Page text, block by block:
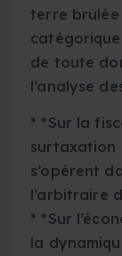
terre
de toute
l’analyse
* *Sur la
surtaxation
s’opèrent
l’arbitraire
* *Sur
la